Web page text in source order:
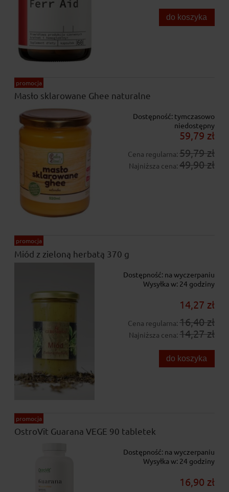
do koszyka
Masło sklarowane Ghee naturalne
Dostępność: tymczasowo
niedostępny
59,79 zł
Cena regularna: 59,79 zł
Najniższa cena: 49,90 zł
promocja
Miód z zieloną herbatą 370 g
Dostępność: na wyczerpaniu
Wysyłka w: 24 godziny
14,27 zł
Cena regularna: 16,40 zł
Najniższa cena: 14,27 zł
do koszyka
promocja
OstroVit Guarana VEGE 90 tabletek
Dostępność: na wyczerpaniu
Wysyłka w: 24 godziny
16,90 zł
promocja